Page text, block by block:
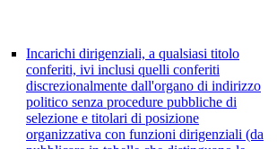
Incarichi dirigenziali, a qualsiasi titolo
conferiti, ivi inclusi quelli conferiti
discrezionalmente dall'organo di indirizzo
politico senza procedure pubbliche di
selezione e titolari di posizione
organizzativa con funzioni dirigenziali (da